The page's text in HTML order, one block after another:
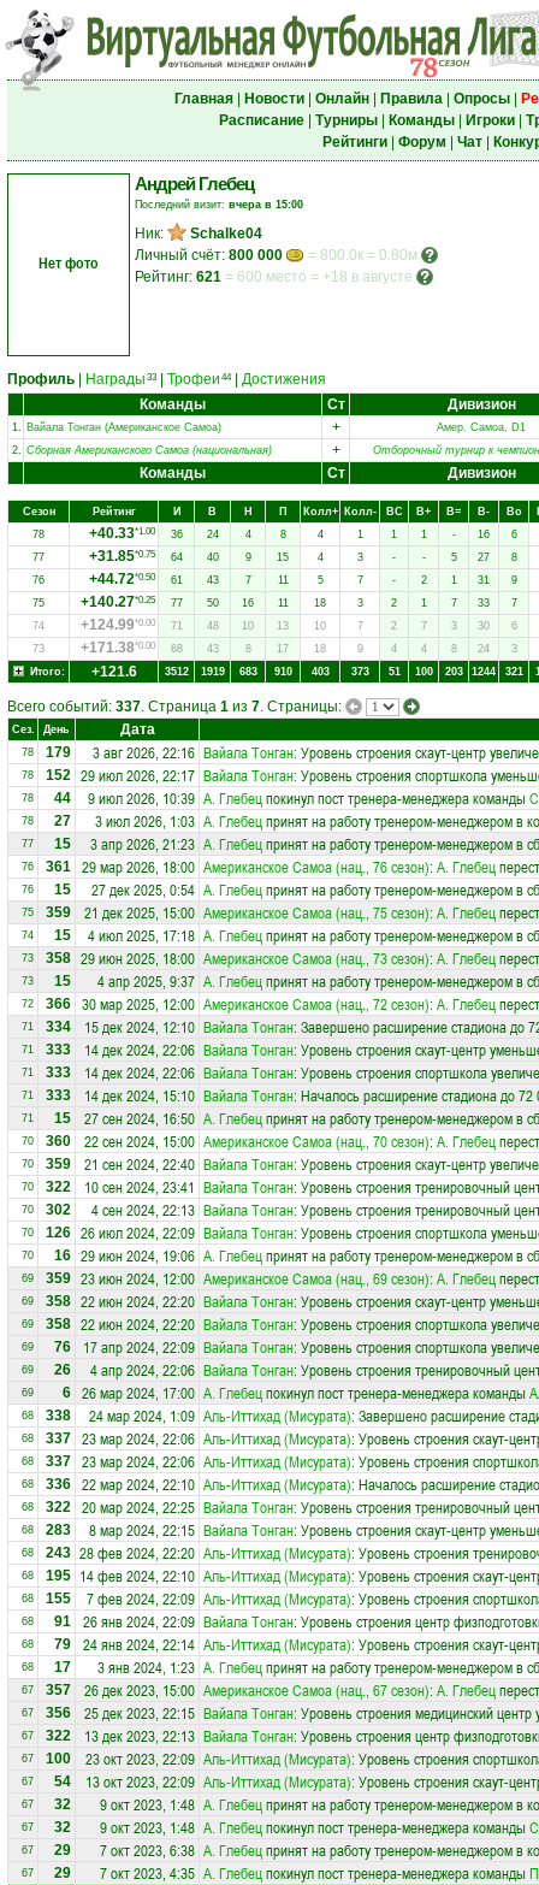
Главная| Новости| Онлайн| Правила| Опросы|
Расписание| Турниры| Команды| Игроки|
Рейтинги| Форум Чат|
Нет фото
Андрей Глебец
Последний визит: вчера в 15:00
Ник:
Schalke04
Личный счёт: 800 000
= 800.0к = 0.80м
Рейтинг: 621 = 600 место = +18 в августе
Профиль Награды 33 Трофеи 44| Достижения
Команды
Ст Дивизион
1. Вайала Тонган (Американское Самоа) +
Амер. Самоа, D1
2. Сборная Американского Самоа (национальная) + Отборочный турнир к
Команды Ст Дивизион
Сезон Рейтинг И В Н П Колл+ Колл- ВC В+ В= В- Вo
78
+40.33*1.00 36 24 4 8 4 1 1 1 - 16
6
77
+31.85*0.75 64 40 9 15 4 3 - - 5 27
8
76
+44.72*0.50 61 43 7 11 5 7 - 2 1 31
9
75
+140.27*0.25 77 50 16 11 18 3 2 1 7 33
7
74
+124.99*0.00 71 48 10 13 10 7 2 7 3 30
6
73
+171.38*0.00 68 43 8 17 18 9 4 4 8 24
3
Итого:
+121.6 3512 1919 683 910 403 373 51 100 203 1244 321
Всего событий: 337. Страница 1 из 7. Страницы:
Сез. День Дата
78 179 3 авг 2026, 22:16 Вайала Тонган: Уровень строения скаут-центр
78 152 29 июл 2026, 22:17 Вайала Тонган: Уровень строения спортшкола
78 44 9 июл 2026, 10:39 А. Глебецпокинул пост тренера-менеджера команды
78 27 3 июл 2026, 1:03 А. Глебецпринят на работу тренером-менеджером в
77 15 3 апр 2026, 21:23 А. Глебецпринят на работу тренером-менеджером в
76 361 29 мар 2026, 18:00 Американское Самоа (нац., 76 сезон): А. Глебец
76 15 27 дек 2025, 0:54 А. Глебецпринят на работу тренером-менеджером в
75 359 21 дек 2025, 15:00 Американское Самоа (нац., 75 сезон): А. Глебец
74 15 4 июл 2025, 17:18 А. Глебецпринят на работу тренером-менеджером в
73 358 29 июн 2025, 18:00 Американское Самоа (нац., 73 сезон): А. Глебец
73 15 4 апр 2025, 9:37 А. Глебецпринят на работу тренером-менеджером в
72 366 30 мар 2025, 12:00 Американское Самоа (нац., 72 сезон): А. Глебец
71 334 15 дек 2024, 12:10 Вайала Тонган: Завершено расширение стадиона до
71 333 14 дек 2024, 22:06 Вайала Тонган: Уровень строения скаут-центр
71 333 14 дек 2024, 22:06 Вайала Тонган: Уровень строения спортшкола
71 333 14 дек 2024, 15:10 Вайала Тонган: Началось расширение стадиона до 72
71 15 27 сен 2024, 16:50 А. Глебецпринят на работу тренером-менеджером в
70 360 22 сен 2024, 15:00 Американское Самоа (нац., 70 сезон): А. Глебец
70 359 21 сен 2024, 22:40 Вайала Тонган: Уровень строения скаут-центр
70 322 10 сен 2024, 23:41 Вайала Тонган: Уровень строения тренировочный
70 302 4 сен 2024, 22:13 Вайала Тонган: Уровень строения тренировочный
70 126 26 июл 2024, 22:09 Вайала Тонган: Уровень строения спортшкола
70 16 29 июн 2024, 19:06 А. Глебецпринят на работу тренером-менеджером в
69 359 23 июн 2024, 12:00 Американское Самоа (нац., 69 сезон): А. Глебец
69 358 22 июн 2024, 22:20 Вайала Тонган: Уровень строения скаут-центр
69 358 22 июн 2024, 22:20 Вайала Тонган: Уровень строения спортшкола
69 76 17 апр 2024, 22:09 Вайала Тонган: Уровень строения спортшкола
69 26 4 апр 2024, 22:06 Вайала Тонган: Уровень строения тренировочный
69 6 26 мар 2024, 17:00 А. Глебецпокинул пост тренера-менеджера команды
68 338 24 мар 2024, 1:09 Аль-Иттихад (Мисурата): Завершено расширение
68 337 23 мар 2024, 22:06 Аль-Иттихад (Мисурата): Уровень строения скаут-
68 337 23 мар 2024, 22:06 Аль-Иттихад (Мисурата): Уровень строения
68 336 22 мар 2024, 22:10 Аль-Иттихад (Мисурата): Началось расширение
68 322 20 мар 2024, 22:25 Вайала Тонган: Уровень строения тренировочный
68 283 8 мар 2024, 22:15 Вайала Тонган: Уровень строения скаут-центр
68 243 28 фев 2024, 22:20 Аль-Иттихад (Мисурата): Уровень строения
68 195 14 фев 2024, 22:10 Аль-Иттихад (Мисурата): Уровень строения скаут-
68 155 7 фев 2024, 22:09 Аль-Иттихад (Мисурата): Уровень строения
68 91 26 янв 2024, 22:09 Вайала Тонган: Уровень строения центр
68 79 24 янв 2024, 22:14 Аль-Иттихад (Мисурата): Уровень строения скаут-
68 17 3 янв 2024, 1:23 А. Глебецпринят на работу тренером-менеджером в
67 357 26 дек 2023, 15:00 Американское Самоа (нац., 67 сезон): А. Глебец
67 356 25 дек 2023, 22:15 Вайала Тонган: Уровень строения медицинский центр
67 322 13 дек 2023, 22:13 Вайала Тонган: Уровень строения центр
67 100 23 окт 2023, 22:09 Аль-Иттихад (Мисурата): Уровень строения
67 54 13 окт 2023, 22:09 Аль-Иттихад (Мисурата): Уровень строения скаут-
67 32 9 окт 2023, 1:48 А. Глебецпринят на работу тренером-менеджером в
67 32 9 окт 2023, 1:48 А. Глебецпокинул пост тренера-менеджера команды
67 29 7 окт 2023, 6:38 А. Глебецпринят на работу тренером-менеджером в
67 29 7 окт 2023, 4:35 А. Глебецпокинул пост тренера-менеджера команды